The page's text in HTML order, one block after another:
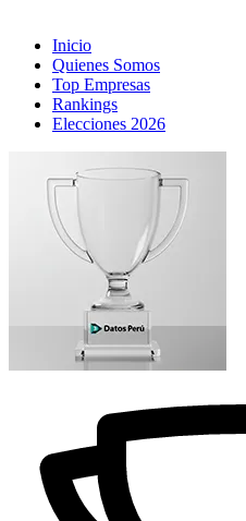
Inicio
Quienes Somos
Top Empresas
Rankings
Elecciones 2026